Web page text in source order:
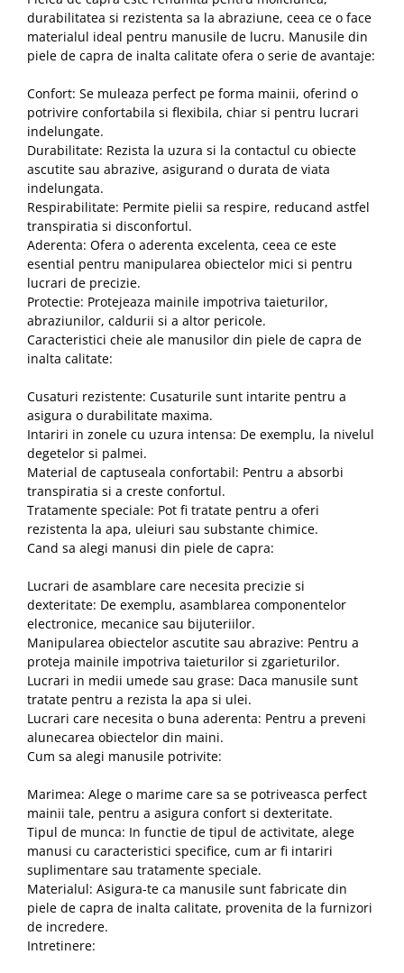
durabilitatea si rezistenta sa la abraziune, ceea ce o face
materialul ideal pentru manusile de lucru. Manusile din
piele de capra de inalta calitate ofera o serie de avantaje:
Confort: Se muleaza perfect pe forma mainii, oferind o
potrivire confortabila si flexibila, chiar si pentru lucrari
indelungate.
Durabilitate: Rezista la uzura si la contactul cu obiecte
ascutite sau abrazive, asigurand o durata de viata
indelungata.
Respirabilitate: Permite pielii sa respire, reducand astfel
transpiratia si disconfortul.
Aderenta: Ofera o aderenta excelenta, ceea ce este
esential pentru manipularea obiectelor mici si pentru
lucrari de precizie.
Protectie: Protejeaza mainile impotriva taieturilor,
abraziunilor, caldurii si a altor pericole.
Caracteristici cheie ale manusilor din piele de capra de
inalta calitate:
Cusaturi rezistente: Cusaturile sunt intarite pentru a
asigura o durabilitate maxima.
Intariri in zonele cu uzura intensa: De exemplu, la nivelul
degetelor si palmei.
Material de captuseala confortabil: Pentru a absorbi
transpiratia si a creste confortul.
Tratamente speciale: Pot fi tratate pentru a oferi
rezistenta la apa, uleiuri sau substante chimice.
Cand sa alegi manusi din piele de capra:
Lucrari de asamblare care necesita precizie si
dexteritate: De exemplu, asamblarea componentelor
electronice, mecanice sau bijuteriilor.
Manipularea obiectelor ascutite sau abrazive: Pentru a
proteja mainile impotriva taieturilor si zgarieturilor.
Lucrari in medii umede sau grase: Daca manusile sunt
tratate pentru a rezista la apa si ulei.
Lucrari care necesita o buna aderenta: Pentru a preveni
alunecarea obiectelor din maini.
Cum sa alegi manusile potrivite:
Marimea: Alege o marime care sa se potriveasca perfect
mainii tale, pentru a asigura confort si dexteritate.
Tipul de munca: In functie de tipul de activitate, alege
manusi cu caracteristici specifice, cum ar fi intariri
suplimentare sau tratamente speciale.
Materialul: Asigura-te ca manusile sunt fabricate din
piele de capra de inalta calitate, provenita de la furnizori
de incredere.
Intretinere: